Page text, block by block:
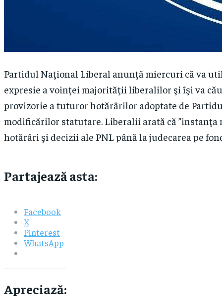
Partidul Naţional Liberal anunţă miercuri că va
expresie a voinţei majorităţii liberalilor şi îşi va
provizorie a tuturor hotărârilor adoptate de
modificărilor statutare. Liberalii arată că
hotărâri şi decizii ale PNL până la judecarea pe
Partajează asta:
Facebook
X
Pinterest
WhatsApp
Apreciază: